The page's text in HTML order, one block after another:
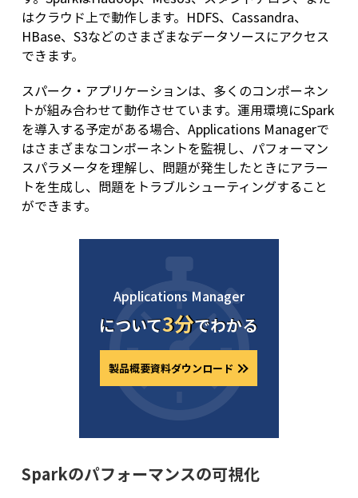
はクラウド上で動作します。HDFS、Cassandra、
HBase、S3などのさまざまなデータソースにアクセス
できます。
スパーク・アプリケーションは、多くのコンポーネン
トが組み合わせて動作させています。運用環境にSpark
を導入する予定がある場合、Applications Managerで
はさまざまなコンポーネントを監視し、パフォーマン
スパラメータを理解し、問題が発生したときにアラー
トを生成し、問題をトラブルシューティングすること
ができます。
Applications Manager
について3分でわかる
製品概要資料ダウンロード
Sparkのパフォーマンスの可視化